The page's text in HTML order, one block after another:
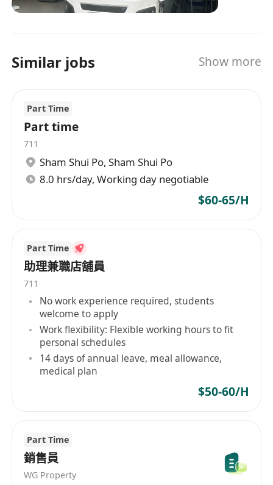
至18天。
作文化。
Similar jobs Show more
Part Time
Part time
711
Sham Shui Po, Sham Shui Po
8.0 hrs/day, Working day negotiable
$60-65/H
Part Time
助理兼職店舖員
711
No work experience required, students
welcome to apply
Work flexibility: Flexible working hours to fit
personal schedules
14 days of annual leave, meal allowance,
medical plan
$50-60/H
Part Time
銷售員
WG Property